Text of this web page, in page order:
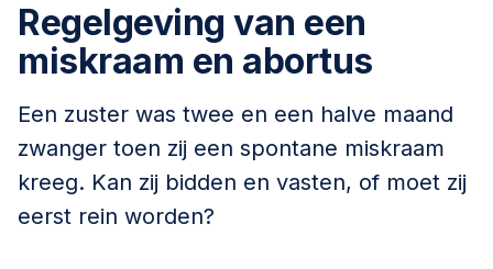
Regelgeving van een
miskraam en abortus
Een zuster was twee en een halve maand
zwanger toen zij een spontane miskraam
kreeg. Kan zij bidden en vasten, of moet zij
eerst rein worden?